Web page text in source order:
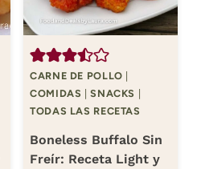
CARNE DE POLLO
COMIDAS |SNACKS
TODAS LAS RECETAS
Boneless Buffalo Sin
Freír: Receta Light y